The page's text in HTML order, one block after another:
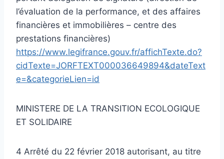
l’évaluation de la performance, et des affaires
financières et immobilières – centre des
prestations financières)
https://www.legifrance.gouv.fr/affichTexte.do?
cidTexte=JORFTEXT000036649894&dateText
e=&categorieLien=id
MINISTERE DE LA TRANSITION ECOLOGIQUE
ET SOLIDAIRE
4 Arrêté du 22 février 2018 autorisant, au titre